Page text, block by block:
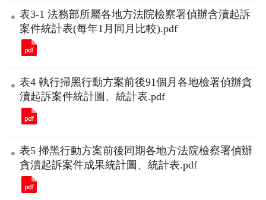
表3-1 法務部所屬各地方法院檢察署偵辦含瀆起訴
案件統計表(每年1月同月比較).pdf
表4 執行掃黑行動方案前後91個月各地檢署偵辦貪
瀆起訴案件統計圖、統計表.pdf
表5 掃黑行動方案前後同期各地方法院檢察署偵辦
貪瀆起訴案件成果統計圖、統計表.pdf